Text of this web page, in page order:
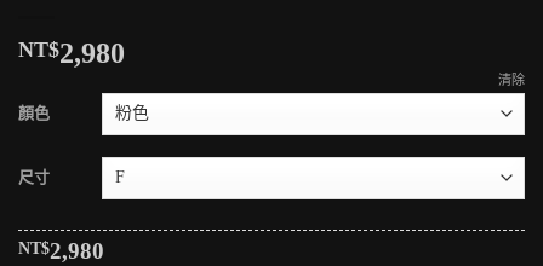
NT$2,980
顏色
尺寸
清除
NT$2,980